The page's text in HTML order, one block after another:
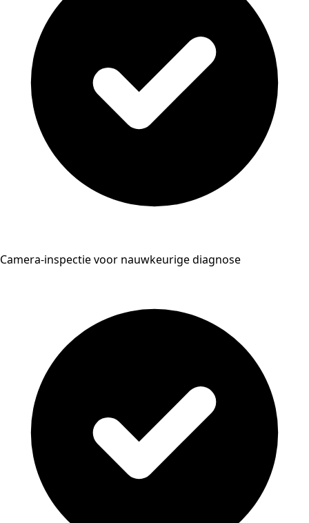
Camera-inspectie voor nauwkeurige diagnose